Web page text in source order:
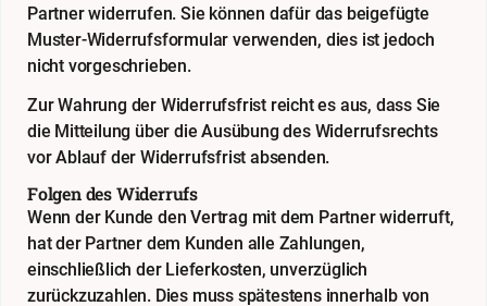
Partner widerrufen. Sie können dafür das beigefügte
Muster-Widerrufsformular verwenden, dies ist jedoch
nicht vorgeschrieben.
Zur Wahrung der Widerrufsfrist reicht es aus, dass Sie
die Mitteilung über die Ausübung des Widerrufsrechts
vor Ablauf der Widerrufsfrist absenden.
Folgen des Widerrufs
Wenn der Kunde den Vertrag mit dem Partner widerruft,
hat der Partner dem Kunden alle Zahlungen,
einschließlich der Lieferkosten, unverzüglich
zurückzuzahlen. Dies muss spätestens innerhalb von